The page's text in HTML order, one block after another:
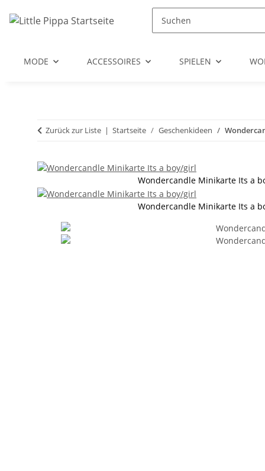
MODE ACCESSOIRES SPIELEN
Zurück zur Liste Startseite Geschenkideen
Wondercandle Minikarte Its a
Wondercandle Minikarte Its a